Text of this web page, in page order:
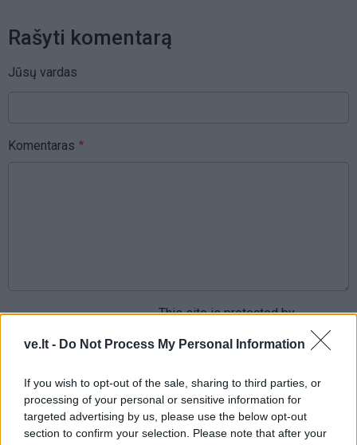
ve.lt - Do Not Process My Personal Information
If you wish to opt-out of the sale, sharing to third parties, or
processing of your personal or sensitive information for
targeted advertising by us, please use the below opt-out
section to confirm your selection. Please note that after your
Rašyti komentarą
Jūsų vardas
Komentaras
This site is protected by
reCAPTCHA and the Google
Privacy PolicyandTerms of